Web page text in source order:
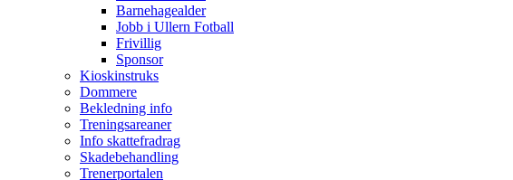
Barnehagealder
Jobb i Ullern Fotball
Frivillig
Sponsor
Kioskinstruks
Dommere
Bekledning info
Treningsareaner
Info skattefradrag
Skadebehandling
Trenerportalen